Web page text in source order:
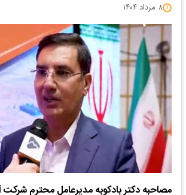
۸ مرداد ۱۴۰۴
مصاحبه دکتر بادکوبه مدیرعامل محترم شرکت